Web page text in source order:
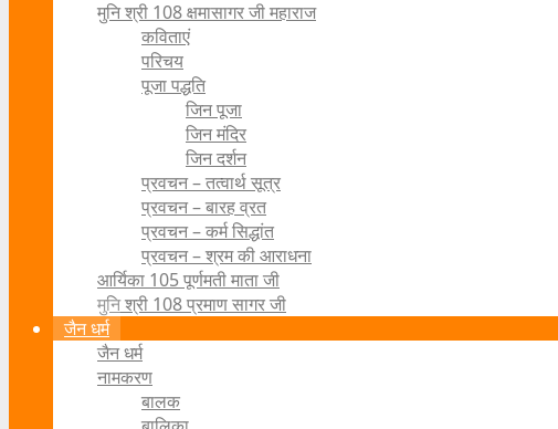
मुनि श्री 108 क्षमासागर जी महाराज
कविताएं
परिचय
पूजा पद्धति
जिन पूजा
जिन मंदिर
जिन दर्शन
प्रवचन – तत्वार्थ सूत्र
प्रवचन – बारह व्रत
प्रवचन – कर्म सिद्धांत
प्रवचन – श्रम की आराधना
आर्यिका 105 पूर्णमती माता जी
मुनि श्री 108 प्रमाण सागर जी
जैन धर्म
जैन धर्म
नामकरण
बालक